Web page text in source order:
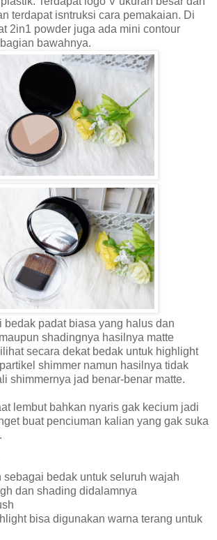
terdapat isntruksi cara pemakaian. Di
2in1 powder juga ada mini contour
bawahnya.
bedak padat biasa yang halus dan
shadingnya hasilnya matte
secara dekat bedak untuk highlight
shimmer namun hasilnya tidak
shimmernya jad benar-benar matte.
lembut bahkan nyaris gak kecium jadi
buat penciuman kalian yang gak suka
sebagai bedak untuk seluruh wajah
dan shading didalamnya
bisa digunakan warna terang untuk